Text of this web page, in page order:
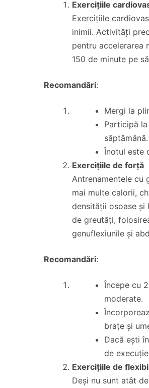
Exercițiile
Exercițiile
inimii. Activități
pentru accelerarea
150 de minute pe
Recomandări:
Mergi la
Participă
săptămână.
Înotul este
Exercițiile de forță
Antrenamentele cu
mai multe calorii,
densității osoase și
de greutăți,
genuflexiunile și
Recomandări:
Începe cu
moderate.
brațe și
Dacă ești
de
Exercițiile de
Deși nu sunt atât